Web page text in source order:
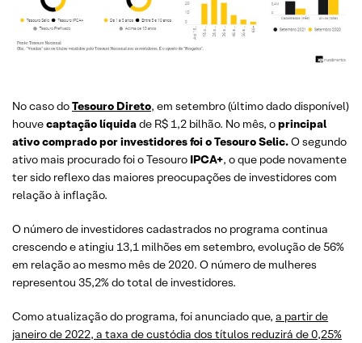
No caso doTesouro Direto, em setembro (último dado disponível)
houvecaptação líquidade R$ 1,2 bilhão. No mês, oprincipal
ativo comprado por investidores foi o Tesouro Selic.O segundo
ativo mais procurado foi o Tesouro IPCA+, o que pode novamente
ter sido reflexo das maiores preocupações de investidores com
relação à inflação.
O número de investidores cadastrados no programa continua
crescendo e atingiu 13,1 milhões em setembro, evolução de 56%
em relação ao mesmo mês de 2020. O número de mulheres
representou 35,2% do total de investidores.
Como atualização do programa, foi anunciado que, a partir de
janeiro de 2022, a taxa de custódia dos títulos reduzirá de 0,25%